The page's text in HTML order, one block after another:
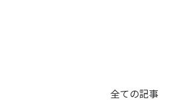
全ての記事